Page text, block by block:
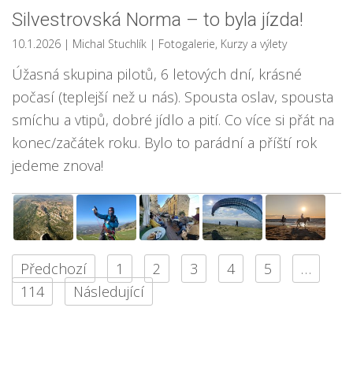
Silvestrovská Norma – to byla jízda!
10.1.2026 | Michal Stuchlík | Fotogalerie, Kurzy a výlety
Úžasná skupina pilotů, 6 letových dní, krásné
počasí (teplejší než u nás). Spousta oslav, spousta
smíchu a vtipů, dobré jídlo a pití. Co více si přát na
konec/začátek roku. Bylo to parádní a příští rok
jedeme znova!
Předchozí 1 2 3 4 5
…
114
Následující